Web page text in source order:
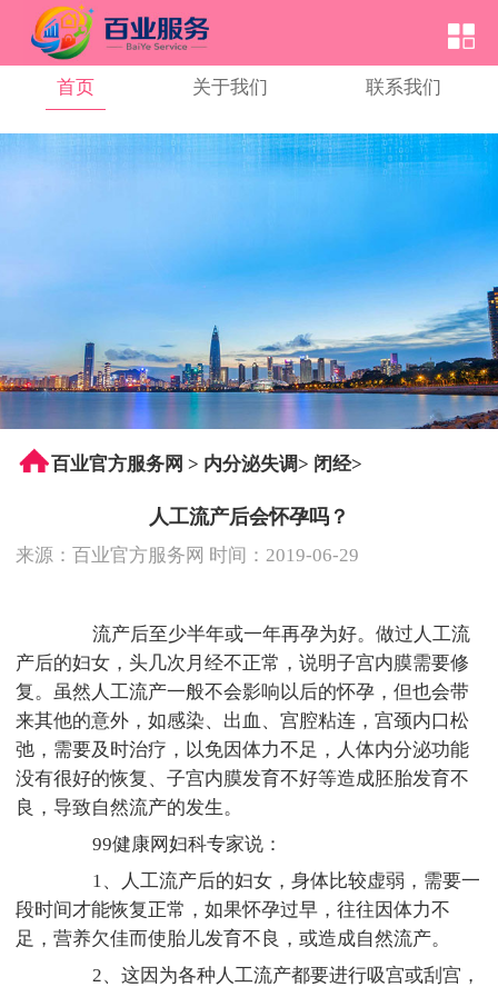
首页 关于我们 联系我们
百业官方服务网 > 内分泌失调> 闭经>
人工流产后会怀孕吗？
来源： 百业官方服务网 时间：2019-06-29
流产后至少半年或一年再孕为好。做过人工流
产后的妇女，头几次月经不正常，说明子宫内膜需要修
复。虽然人工流产一般不会影响以后的怀孕，但也会带
来其他的意外，如感染、出血、宫腔粘连，宫颈内口松
弛，需要及时治疗，以免因体力不足，人体内分泌功能
没有很好的恢复、子宫内膜发育不好等造成胚胎发育不
良，导致自然流产的发生。
99健康网妇科专家说：
1、人工流产后的妇女，身体比较虚弱，需要一
段时间才能恢复正常，如果怀孕过早，往往因体力不
足，营养欠佳而使胎儿发育不良，或造成自然流产。
2、这因为各种人工流产都要进行吸宫或刮宫，